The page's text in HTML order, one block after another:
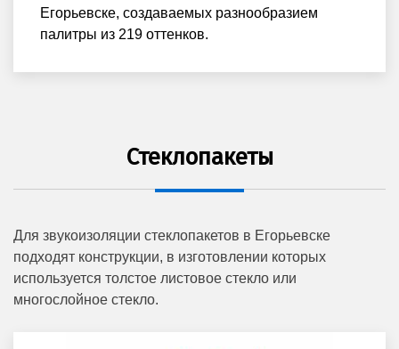
Егорьевске, создаваемых разнообразием
палитры из 219 оттенков.
Стеклопакеты
Для звукоизоляции стеклопакетов в Егорьевске
подходят конструкции, в изготовлении которых
используется толстое листовое стекло или
многослойное стекло.